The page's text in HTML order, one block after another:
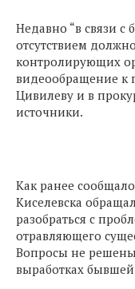
Недавно “в связи с
отсутствием
контролирующих
видеообращение к
Цивилеву и в
источники.
Как ранее
Киселевска
разобраться с
отравляющего
Вопросы не
выработках